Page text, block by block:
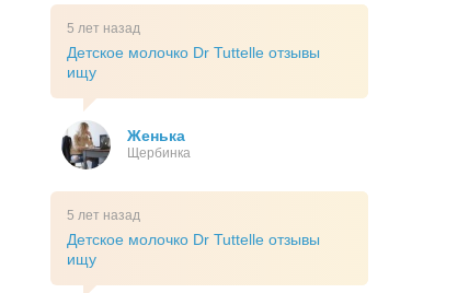
5 лет назад
Детское молочко Dr Tuttelle отзывы
ищу
Женька
Щербинка
5 лет назад
Детское молочко Dr Tuttelle отзывы
ищу